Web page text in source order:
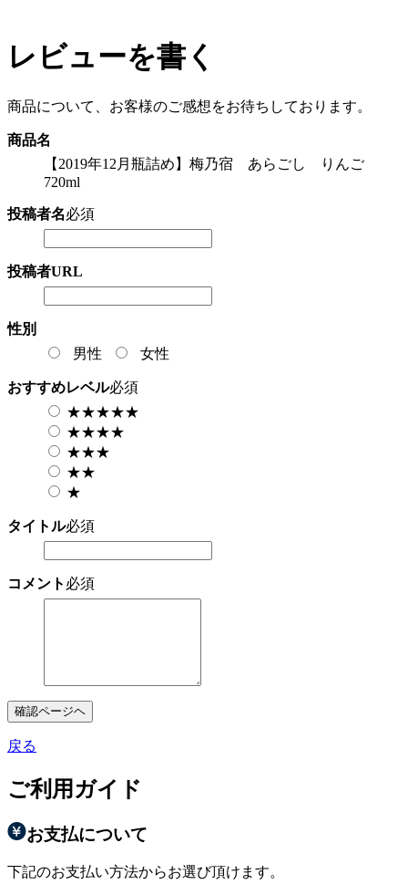
レビューを書く
商品について、お客様のご感想をお待ちしております。
商品名
【2019年12月瓶詰め】梅乃宿 あらごし りんご
720ml
投稿者名必須
投稿者URL
性別
男性
女性
おすすめレベル必須
★★★★★
★★★★
★★★
★★
★
タイトル必須
コメント 必須
確認ページヘ
戻る
ご利用ガイド
お支払について
下記のお支払い方法からお選び頂けます。